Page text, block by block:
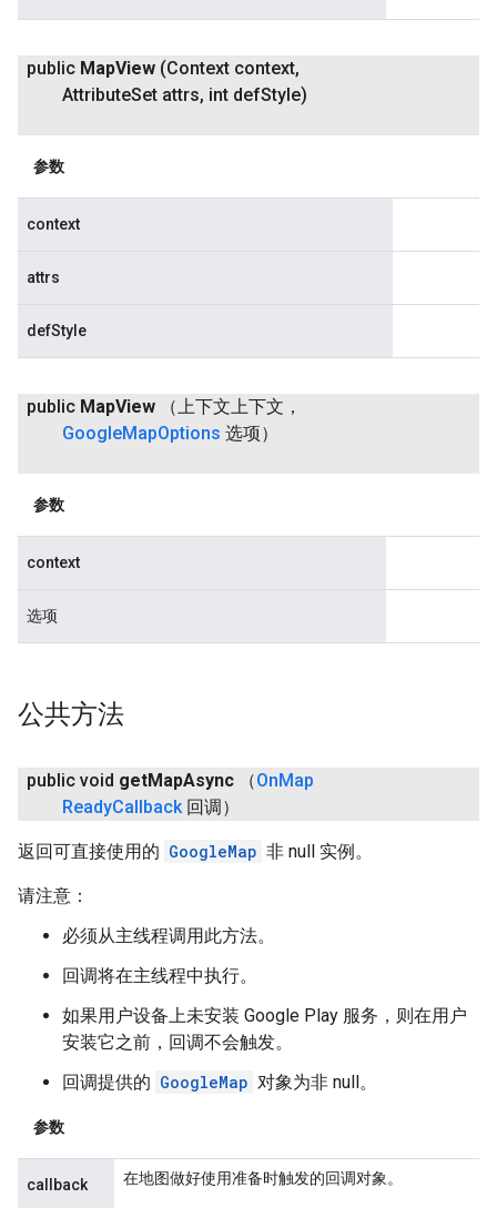
public MapView (Context context,
AttributeSet attrs, int defStyle)
参数
context
attrs
defStyle
public MapView
（上下文上下文，
GoogleMapOptions 选项）
参数
context
选项
公共方法
public void getMapAsync （OnMap
ReadyCallback回调）
返回可直接使用的 GoogleMap 非 null 实例。
请注意：
必须从主线程调用此方法。
回调将在主线程中执行。
如果用户设备上未安装 Google Play 服务，则在用户
安装它之前，回调不会触发。
回调提供的 GoogleMap 对象为非 null。
参数
callback 在地图做好使用准备时触发的回调对象。